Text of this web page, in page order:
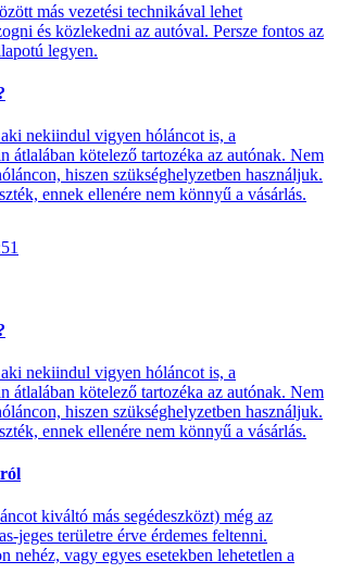
más vezetési technikával lehet
és közlekedni az autóval. Persze fontos az
legyen.
nekiindul vigyen hóláncot is, a
átlalában kötelező tartozéka az autónak. Nem
hiszen szükséghelyzetben használjuk.
ennek ellenére nem könnyű a vásárlás.
nekiindul vigyen hóláncot is, a
átlalában kötelező tartozéka az autónak. Nem
hiszen szükséghelyzetben használjuk.
ennek ellenére nem könnyű a vásárlás.
kiváltó más segédeszközt) még az
jeges területre érve érdemes feltenni.
nehéz, vagy egyes esetekben lehetetlen a